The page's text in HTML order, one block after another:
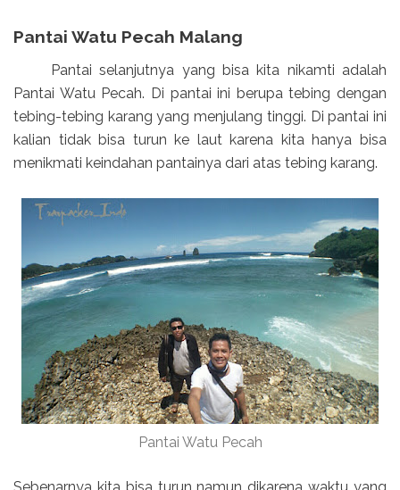
Pantai Watu Pecah Malang
Pantai selanjutnya yang bisa kita nikamti adalah
Pantai Watu Pecah. Di pantai ini berupa tebing dengan
tebing-tebing karang yang menjulang tinggi. Di pantai ini
kalian tidak bisa turun ke laut karena kita hanya bisa
menikmati keindahan pantainya dari atas tebing karang.
Pantai Watu Pecah
Sebenarnya kita bisa turun namun dikarena waktu yang